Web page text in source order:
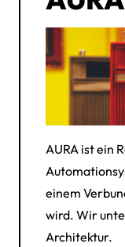
AURA ist ein
einem
wird. Wir
Architektur.